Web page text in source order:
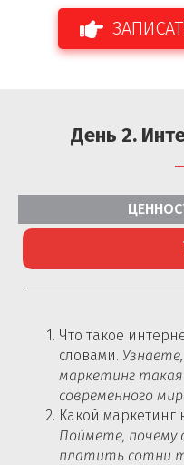
День 2.
Что такое
словами.
маркетинг
современного
Какой маркетинг
Поймете, почему
платить сотни